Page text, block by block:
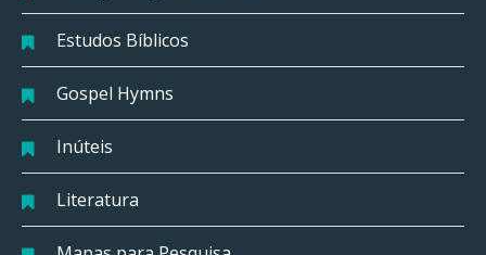
Estudos Bíblicos
Gospel Hymns
Inúteis
Literatura